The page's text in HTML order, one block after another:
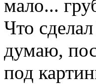
мало...
Что
думаю,
под